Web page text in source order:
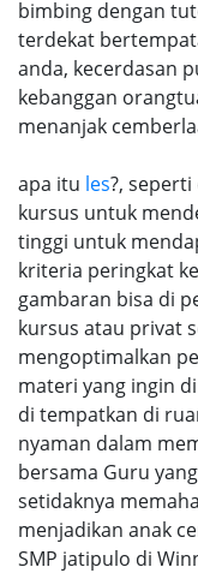
bimbing dengan
terdekat
anda, kecerdasan
kebanggan
menanjak
apa itu les?,
kursus untuk
tinggi untuk
kriteria peringkat
gambaran bisa di
kursus atau privat
mengoptimalkan
materi yang ingin
di tempatkan di
nyaman dalam
bersama Guru
setidaknya
menjadikan anak
SMP jatipulo di